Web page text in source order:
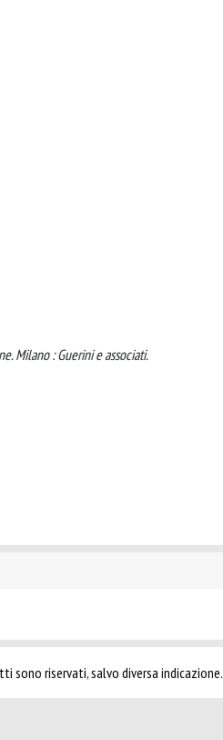
Milano : Guerini e associati.
sono riservati, salvo diversa indicazione.